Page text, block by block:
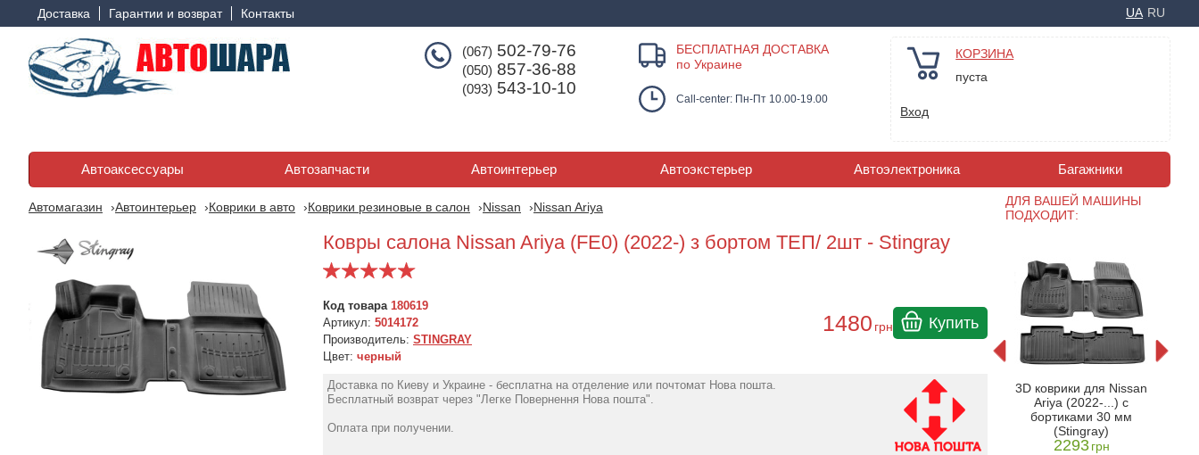
Доставка Гарантии и возврат Контакты UA RU
(067) 502-79-76
(050) 857-36-88
(093) 543-10-10
БЕСПЛАТНАЯ ДОСТАВКА
по Украине
Call-center: Пн-Пт 10.00-19.00
КОРЗИНА
пуста
Вход
Автоаксессуары Автозапчасти Автоинтерьер Автоэкстерьер Автоэлектроника Багажники
Автомагазин Автоинтерьер Коврики в авто Коврики резиновые в салон Nissan Nissan Ariya
Ковры салона Nissan Ariya (FE0) (2022-) з бортом ТЕП/ 2шт - Stingray
Код товара 180619
Артикул: 5014172
Производитель: STINGRAY
Цвет: черный
1480 грн Купить
Доставка по Киеву и Украине - бесплатна на отделение или почтомат Нова пошта.
Бесплатный возврат через "Легке Повернення Нова пошта".
Оплата при получении.
ДЛЯ ВАШЕЙ МАШИНЫ
ПОДХОДИТ:
Коврики в салон NISSAN
Ariya (2022>) резиновый
Ковры салона Nissan
Ariya (FE0) (2022-) з
бортом ТЕП/ 4шт -
грн
3D коврики для Nissan
Ariya (2022-...) с
(Stingray)
Frogum Proline 3D для
Nissan Ariya (mkI) 2021-
Ariya (2022>) резиновый
Ковры салона Nissan
Ariya (FE0) (2022-) з
бортом ТЕП/ 4шт -
Stingray
2078 грн
3D коврики для Nissan
Ariya (2022-...) с
бортиками 30 мм
(Stingray)
2293 грн